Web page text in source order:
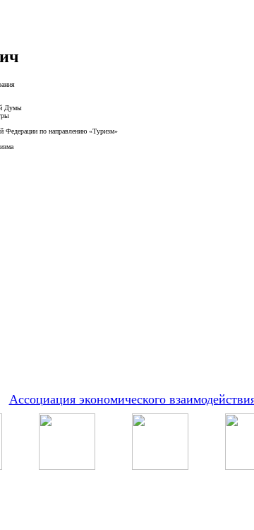
Думы
Федерации по направлению «Туризм»
Ассоциация экономического